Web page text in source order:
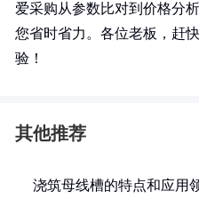
爱采购从参数比对到价格分
您省时省力。各位老板，赶
验！
其他推荐
浇筑母线槽的特点和应用